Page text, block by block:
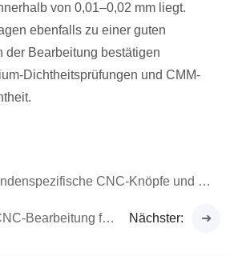
von 0,01–0,02 mm liegt.
ebenfalls zu einer guten
der Bearbeitung bestätigen
Dichtheitsprüfungen und CMM-
Kundenspezifische CNC-Knöpfe und Mischpulte für audiovisuelle Geräte
Kundenspezifische CNC-Bearbeitung für Roboter-Greifer und Endeffektoren Nächster: